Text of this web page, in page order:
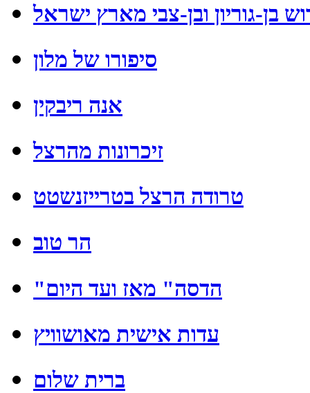
בן-גוריון ובן-צבי מארץ ישראל
סיפורו של מלון
אנה ריבקין
זיכרונות מהרצל
טרודה הרצל בטרייזנשטט
הר טוב
"הדסה" מאז ועד היום
עדות אישית מאושוויץ
ברית שלום